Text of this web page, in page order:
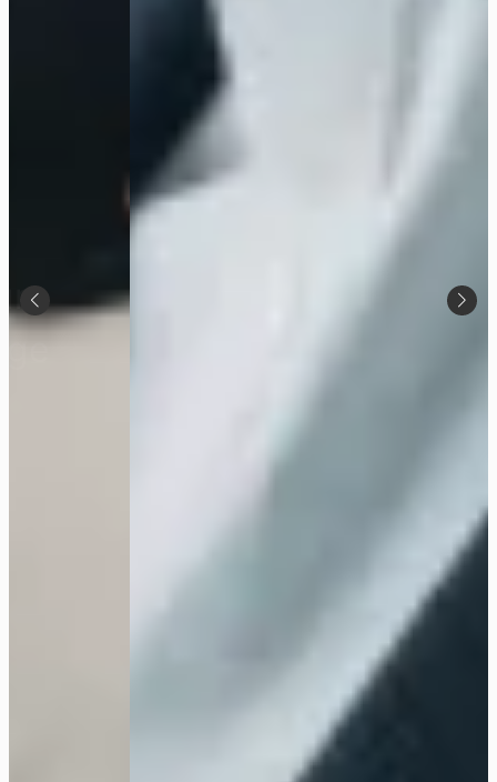
FF SPORTWAGEN
Luxus, der bewegt